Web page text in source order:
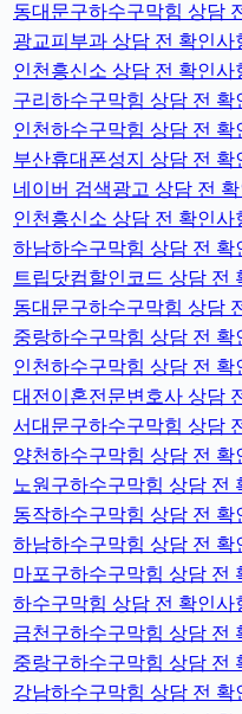
동대문구하수구막힘 상담
광교피부과 상담 전 확인사
인천흥신소 상담 전 확인사
구리하수구막힘 상담 전 확
인천하수구막힘 상담 전 확
부산휴대폰성지 상담 전 확
네이버 검색광고 상담 전
인천흥신소 상담 전 확인사
하남하수구막힘 상담 전 확
트립닷컴할인코드 상담 전
동대문구하수구막힘 상담
중랑하수구막힘 상담 전 확
인천하수구막힘 상담 전 확
대전이혼전문변호사 상담
서대문구하수구막힘 상담
양천하수구막힘 상담 전 확
노원구하수구막힘 상담 전
동작하수구막힘 상담 전 확
하남하수구막힘 상담 전 확
마포구하수구막힘 상담 전
하수구막힘 상담 전 확인사
금천구하수구막힘 상담 전
중랑구하수구막힘 상담 전
강남하수구막힘 상담 전 확